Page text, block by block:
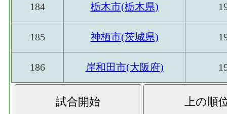
184 栃木市(栃木県)
185 神栖市(茨城県)
186 岸和田市(大阪府)